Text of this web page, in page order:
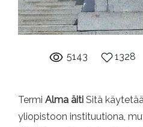
5143 1328
Termi Alma äiti Sitä
yliopistoon instituutiona,